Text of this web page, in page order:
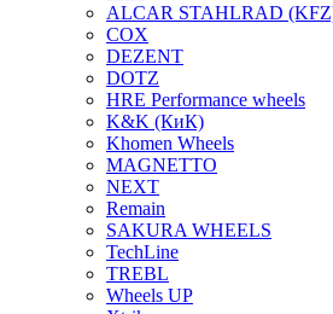
ALCAR STAHLRAD
COX
DEZENT
DOTZ
HRE Performance wheels
K&K (КиК)
Khomen Wheels
MAGNETTO
NEXT
Remain
SAKURA WHEELS
TechLine
TREBL
Wheels UP